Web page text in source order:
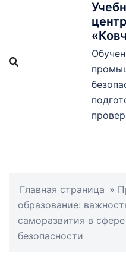
центр
Главная страница »
образование:
саморазвития в
безопасности